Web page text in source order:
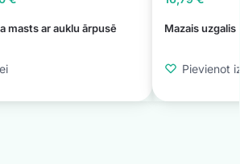
masts ar auklu ārpusē Mazais uzgalis
Pievienot